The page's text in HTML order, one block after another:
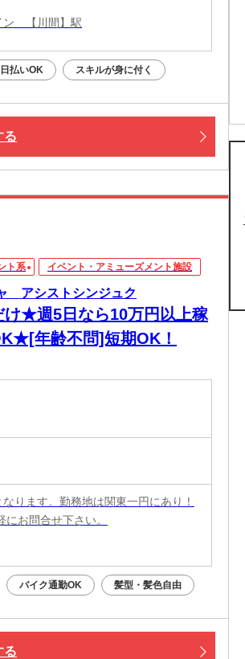
ライン 【川間】駅
日払いOK スキルが身に付く
る
ト系 イベント・アミューズメント施設
アシストシンジュク
★週5日なら10万円以上稼
年齢不問]短期OK！
ります。勤務地は関東一円にあり！
お問合せ下さい。
バイク通勤OK 髪型・髪色自由
る